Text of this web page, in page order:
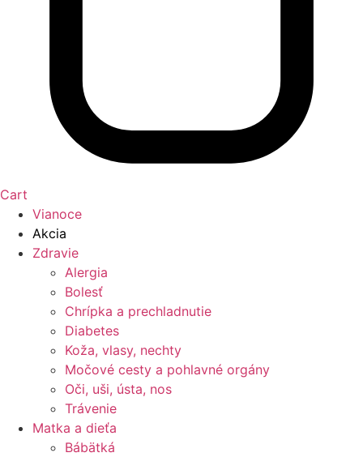
Cart
Vianoce
Akcia
Zdravie
Alergia
Bolesť
Chrípka a prechladnutie
Diabetes
Koža, vlasy, nechty
Močové cesty a pohlavné orgány
Oči, uši, ústa, nos
Trávenie
Matka a dieťa
Bábätká